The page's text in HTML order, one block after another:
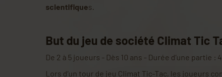
scientifiques.
But du jeu de société Climat Tic
De 2 à 5 joueurs - Dès 10 ans - Durée d’une partie :
Lors d’un tour de jeu Climat Tic-Tac, les joueurs